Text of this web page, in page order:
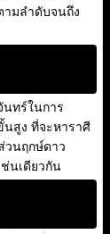
มลำดับจนถึง
นทร์ในการ
สูง ที่จะหาราศี
วนฤกษ์ดาว
นเดียวกัน